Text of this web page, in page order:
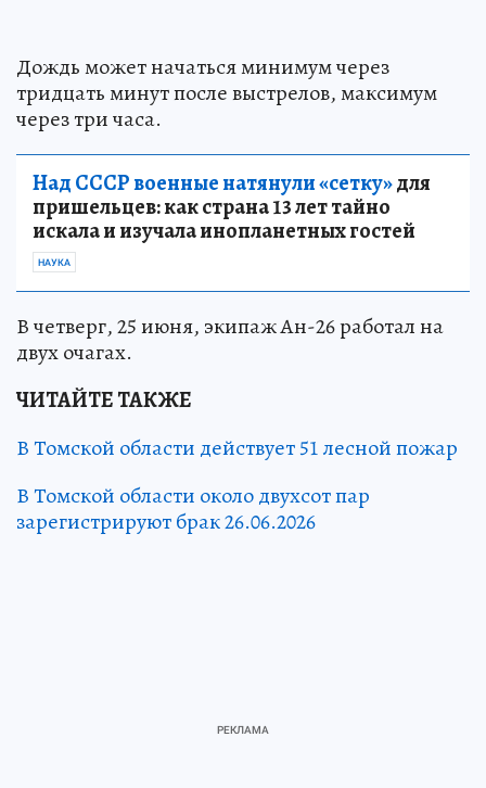
Дождь может начаться минимум через
тридцать минут после выстрелов, максимум
через три часа.
Над СССР военные натянули «сетку»для
пришельцев: как страна 13 лет тайно
искала и изучала инопланетных гостей
НАУКА
В четверг, 25 июня, экипаж Ан-26 работал на
двух очагах.
ЧИТАЙТЕ ТАКЖЕ
В Томской области действует 51 лесной пожар
В Томской области около двухсот пар
зарегистрируют брак 26.06.2026